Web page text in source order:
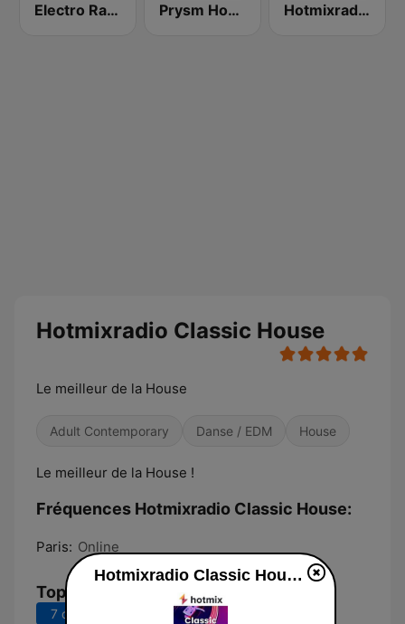
Electro Radio Prysm House Hotmixradio Dance
Hotmixradio Classic House
Le meilleur de la House
Adult Contemporary Danse / EDM House
Le meilleur de la House !
Fréquences Hotmixradio Classic House:
Paris: Online
Top titres
7 derniers jours 30 derniers jours
Hotmixradio Classic House en ligne